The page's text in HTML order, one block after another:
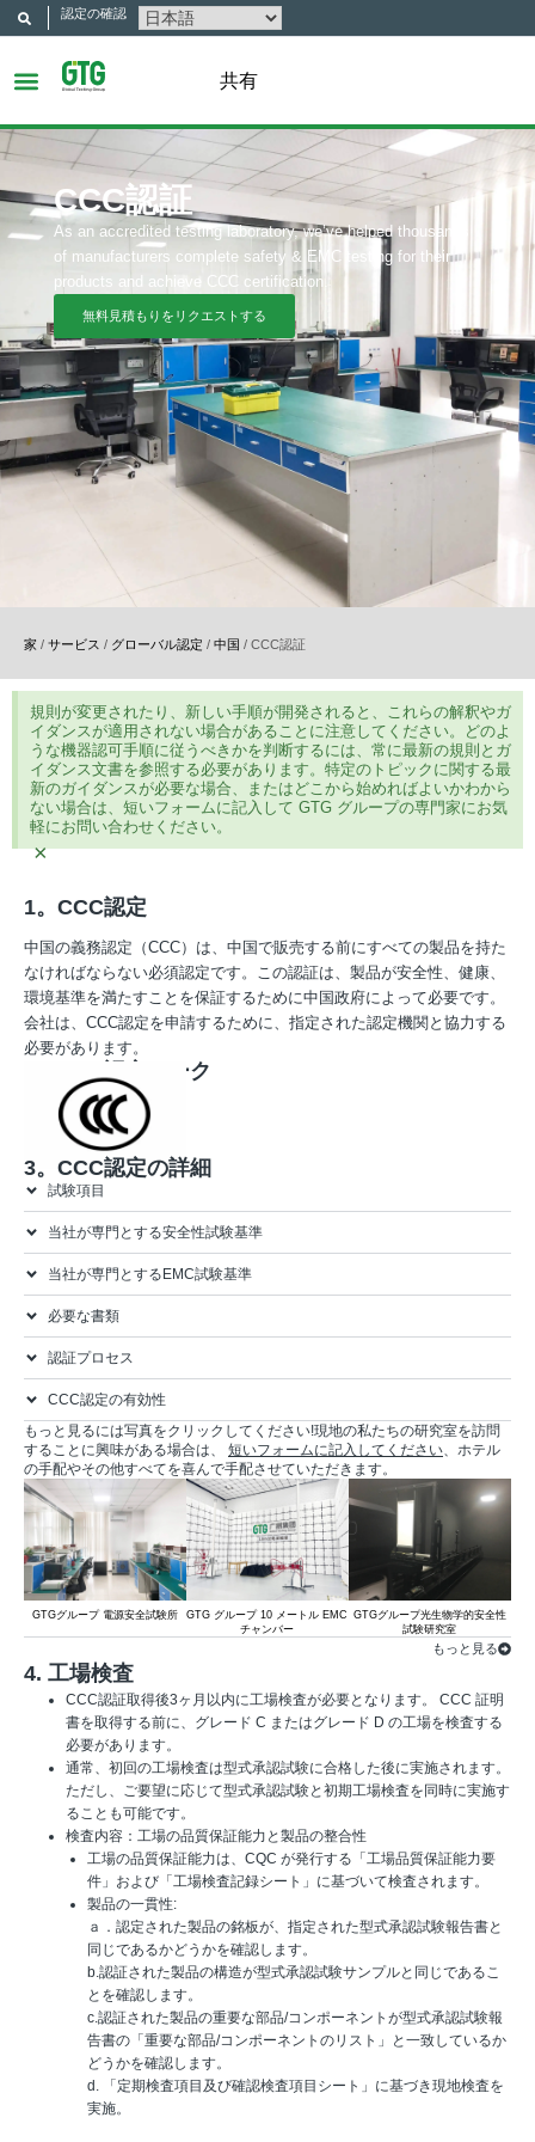
認定の確認
共有
CCC認証
As an accredited testing laboratory, we’ve helped thousands
of manufacturers complete safety & EMC testing for their
products and achieve CCC certification.
無料見積もりをリクエストする
家 / サービス / グローバル認定 / 中国 / CCC認証
規則が変更されたり、新しい手順が開発されると、これらの解釈やガ
イダンスが適用されない場合があることに注意してください。どのよ
うな機器認可手順に従うべきかを判断するには、常に最新の規則とガ
イダンス文書を参照する必要があります。特定のトピックに関する最
新のガイダンスが必要な場合、またはどこから始めればよいかわから
ない場合は、短いフォームに記入して GTG グループの専門家にお気
軽にお問い合わせください。
×
1。CCC認定
中国の義務認定（CCC）は、中国で販売する前にすべての製品を持た
なければならない必須認定です。この認証は、製品が安全性、健康、
環境基準を満たすことを保証するために中国政府によって必要です。
会社は、CCC認定を申請するために、指定された認定機関と協力する
必要があります。
2。CCC認定マーク
3。CCC認定の詳細
試験項目
当社が専門とする安全性試験基準
当社が専門とするEMC試験基準
必要な書類
認証プロセス
CCC認定の有効性
もっと見るには写真をクリックしてください!現地の私たちの研究室を訪問
することに興味がある場合は、 短いフォームに記入してください、ホテル
の手配やその他すべてを喜んで手配させていただきます。
GTGグループ 電源安全試験所
GTG グループ 10 メートル EMC
チャンバー
GTGグループ光生物学的安全性
試験研究室
もっと見る
4. 工場検査
CCC認証取得後3ヶ月以内に工場検査が必要となります。 CCC 証明
書を取得する前に、グレード C またはグレード D の工場を検査する
必要があります。
通常、初回の工場検査は型式承認試験に合格した後に実施されます。
ただし、ご要望に応じて型式承認試験と初期工場検査を同時に実施す
ることも可能です。
検査内容：工場の品質保証能力と製品の整合性
工場の品質保証能力は、CQC が発行する「工場品質保証能力要
件」および「工場検査記録シート」に基づいて検査されます。
製品の一貫性:
ａ．認定された製品の銘板が、指定された型式承認試験報告書と
同じであるかどうかを確認します。
b.認証された製品の構造が型式承認試験サンプルと同じであるこ
とを確認します。
c.認証された製品の重要な部品/コンポーネントが型式承認試験報
告書の「重要な部品/コンポーネントのリスト」と一致しているか
どうかを確認します。
d. 「定期検査項目及び確認検査項目シート」に基づき現地検査を
実施。